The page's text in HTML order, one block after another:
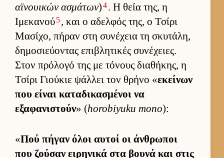
αϊνουι­κών ασμάτων)4. Η θεία της, η
Ιμεκανού5, και ο αδελ­φός της, ο Τσίρι
Μασίχο, πήραν στη συνέχεια τη σκυτάλη,
δημοσιεύ­οντας επιβλητικές συνέχειες.
Στον πρόλογό της με τόνους δια­θήκης, η
Τσίρι Γιού­κιε ψάλ­λει τον θρήνο «εκεί­νων
που εί­ναι καταδικασμένοι να
εξαφανιστούν» (horobiyuku mono):
«Πού πήγαν όλοι αυ­τοί οι άν­θρωποι
που ζού­σαν ει­ρηνικά στα βουνά και στις